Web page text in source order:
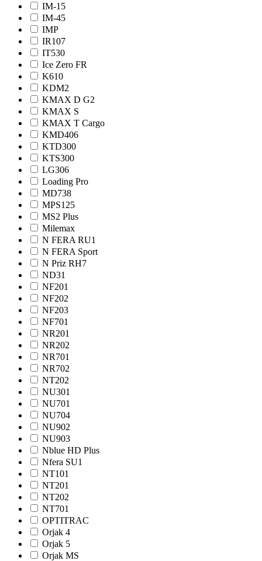
IM-15
IM-45
IMP
IR107
IT530
Ice Zero FR
K610
KDM2
KMAX D G2
KMAX S
KMAX T Cargo
KMD406
KTD300
KTS300
LG306
Loading Pro
MD738
MPS125
MS2 Plus
Milemax
N FERA RU1
N FERA Sport
N Priz RH7
ND31
NF201
NF202
NF203
NF701
NR201
NR202
NR701
NR702
NT202
NU301
NU701
NU704
NU902
NU903
Nblue HD Plus
Nfera SU1
NТ101
NТ201
NТ202
NТ701
OPTITRAC
Orjak 4
Orjak 5
Orjak MS